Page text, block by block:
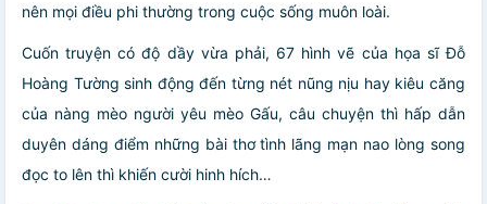
nên mọi điều phi thường trong cuộc sống muôn loài.
Cuốn truyện có độ dầy vừa phải, 67 hình vẽ của họa sĩ Đỗ
Hoàng Tường sinh động đến từng nét nũng nịu hay kiêu căng
của nàng mèo người yêu mèo Gấu, câu chuyện thì hấp dẫn
duyên dáng điểm những bài thơ tình lãng mạn nao lòng song
đọc to lên thì khiến cười hinh hích…